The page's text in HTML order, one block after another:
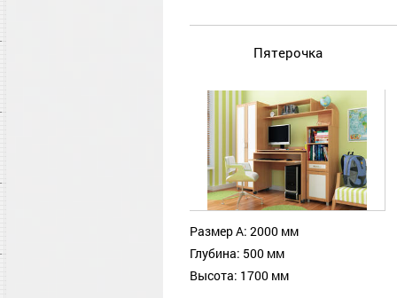
Пятерочка
Размер А: 2000 мм
Глубина: 500 мм
Высота: 1700 мм